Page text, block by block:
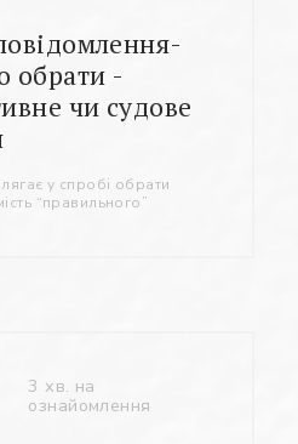
обрати -
чи судове
у спробі обрати
“правильного”
3 хв. на
ознайомлення